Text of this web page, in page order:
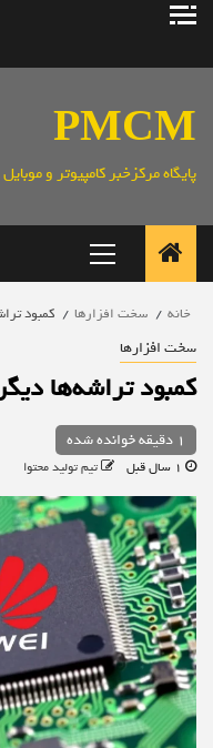
پرش
PMCM
پایگاه مرکزخبر کامپیوتر و موبایل
اصلی
خانه سخت افزارها کمبود
سخت افزارها
کمبود تراشه‌ها
1 دقیقه خوانده شده
تیم تولید محتوا